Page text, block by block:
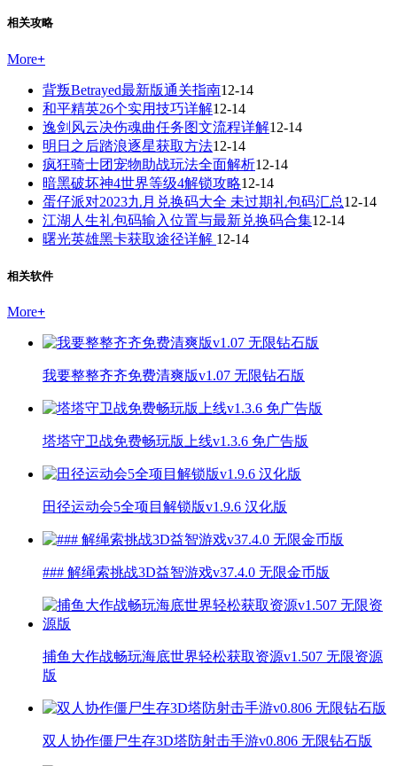
相关攻略
More+
背叛Betrayed最新版通关指南12-14
和平精英26个实用技巧详解12-14
逸剑风云决伤魂曲任务图文流程详解12-14
明日之后踏浪逐星获取方法12-14
疯狂骑士团宠物助战玩法全面解析12-14
暗黑破坏神4世界等级4解锁攻略12-14
蛋仔派对2023九月兑换码大全 未过期礼包码汇总12-14
江湖人生礼包码输入位置与最新兑换码合集12-14
曙光英雄黑卡获取途径详解 12-14
相关软件
More+
我要整整齐齐免费清爽版v1.07 无限钻石版
塔塔守卫战免费畅玩版上线v1.3.6 免广告版
田径运动会5全项目解锁版v1.9.6 汉化版
### 解绳索挑战3D益智游戏v37.4.0 无限金币版
捕鱼大作战畅玩海底世界轻松获取资源v1.507 无限资源
版
双人协作僵尸生存3D塔防射击手游v0.806 无限钻石版